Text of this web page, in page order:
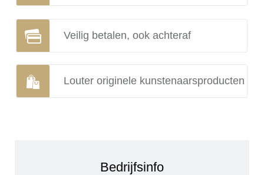
Veilig betalen, ook achteraf
Louter originele kunstenaarsproducten
Bedrijfsinfo